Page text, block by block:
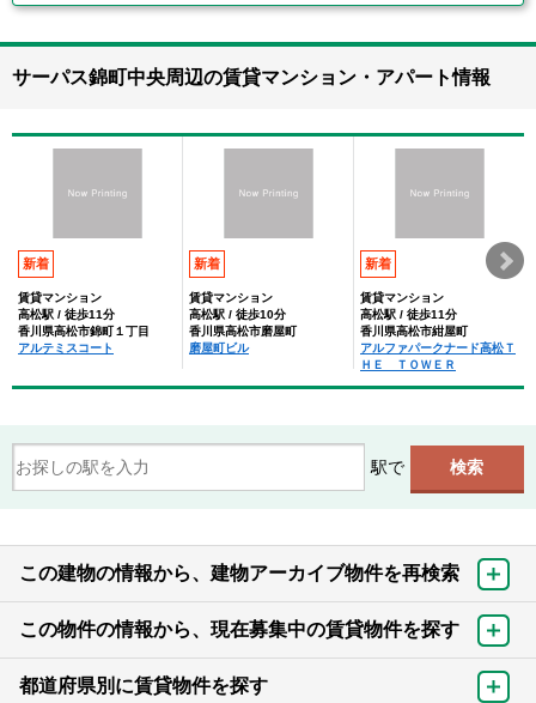
サーパス錦町中央周辺の賃貸マンション・アパート情報
新着
賃貸マンション
高松駅 / 徒歩11分
香川県高松市錦町１丁目
アルテミスコート
新着
賃貸マンション
高松駅 / 徒歩10分
香川県高松市磨屋町
磨屋町ビル
新着
賃貸マンション
高松駅 / 徒歩11分
香川県高松市紺屋町
アルファパークナード高松Ｔ
ＨＥ ＴＯＷＥＲ
駅で
この建物の情報から、建物アーカイブ物件を再検索
この物件の情報から、現在募集中の賃貸物件を探す
都道府県別に賃貸物件を探す